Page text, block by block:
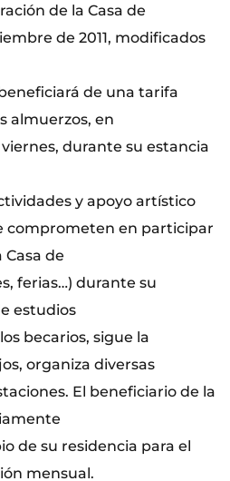
de la Casa de
de 2011, modificados
de una tarifa
almuerzos, en
durante su estancia
y apoyo artístico
comprometen en participar
de
ferias…) durante su
estudios
becarios, sigue la
organiza diversas
El beneficiario de la
de su residencia para el
mensual.